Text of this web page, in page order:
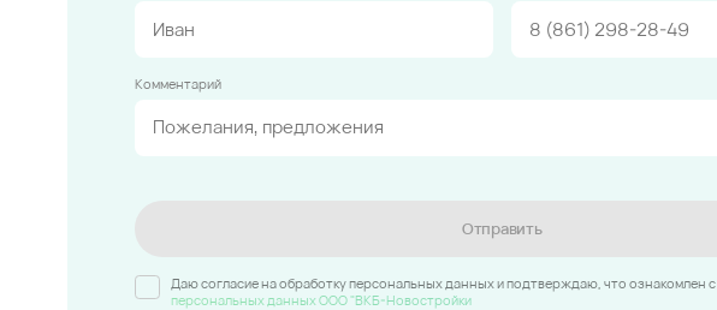
Комментарий
Отправить
Даю согласие на обработку персональных данных и подтверждаю, что ознакомлен c
персональных данных ООО "ВКБ-Новостройки